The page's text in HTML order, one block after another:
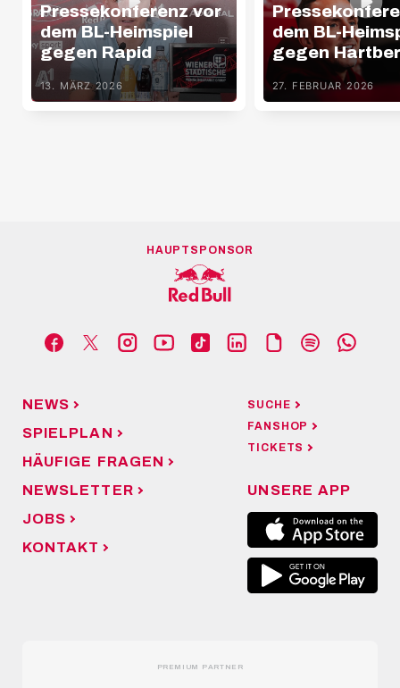
Pressekonferenz vor
dem BL-Heimspiel
gegen Rapid
13. MÄRZ 2026
dem BL-
gegen
27. FEBRUAR 2026
HAUPTSPONSOR
NEWS
SPIELPLAN
HÄUFIGE FRAGEN
NEWSLETTER
JOBS
KONTAKT
SUCHE
FANSHOP
TICKETS
UNSERE APP
PREMIUM PARTNER